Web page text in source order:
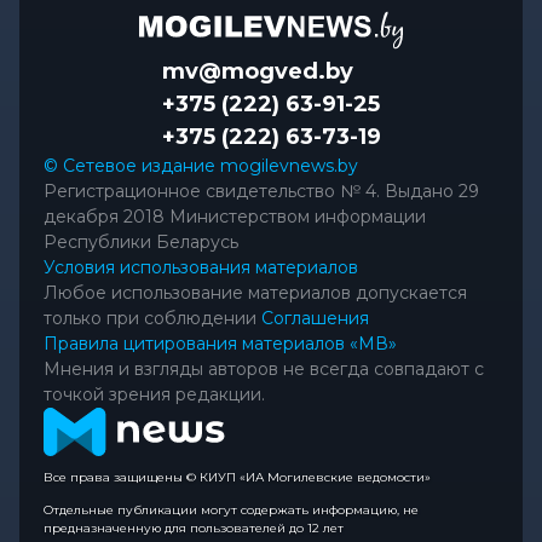
mv@mogved.by
+375 (222) 63-91-25
+375 (222) 63-73-19
© Сетевое издание mogilevnews.by
Регистрационное свидетельство № 4. Выдано 29
декабря 2018 Министерством информации
Республики Беларусь
Условия использования материалов
Любое использование материалов допускается
только при соблюдении Соглашения
Правила цитирования материалов «МВ»
Мнения и взгляды авторов не всегда совпадают с
точкой зрения редакции.
Все права защищены © КИУП «ИА Могилевские ведомости»
Отдельные публикации могут содержать информацию, не
предназначенную для пользователей до 12 лет